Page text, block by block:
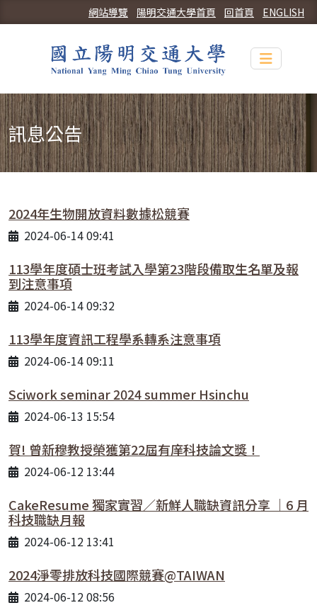
ENGLISH
回首頁
陽明交通大學首頁
網站導覽
Toggle
訊息公告
2024年生物開放資料數據松競賽
2024-06-14 09:41
113學年度碩士班考試入學第23階段備取生名單及報
到注意事項
2024-06-14 09:32
113學年度資訊工程學系轉系注意事項
2024-06-14 09:11
Sciwork seminar 2024 summer Hsinchu
2024-06-13 15:54
賀! 曾新穆教授榮獲第22屆有庠科技論文獎！
2024-06-12 13:44
CakeResume 獨家實習／新鮮人職缺資訊分享 ｜6 月
科技職缺月報
2024-06-12 13:41
2024淨零排放科技國際競賽@TAIWAN
2024-06-12 08:56